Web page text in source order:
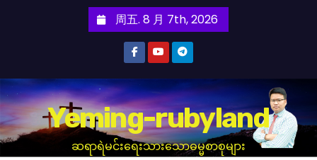
周五. 8 月 7th, 2026
Yeming-rubyland
ဆရာရဲမင်းရေးသားသောဓမ္မစာစုများ